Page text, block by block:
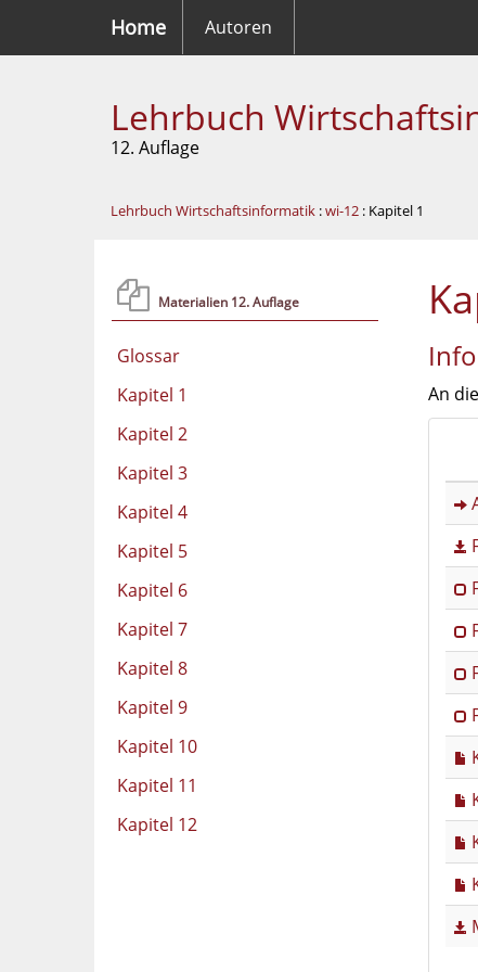
Home Autoren
Lehrbuch
12. Auflage
Lehrbuch Wirtschaftsinformatik :wi-12 : Kapitel 1
Materialien 12. Auflage
Glossar
Kapitel 1
Kapitel 2
Kapitel 3
Kapitel 4
Kapitel 5
Kapitel 6
Kapitel 7
Kapitel 8
Kapitel 9
Kapitel 10
Kapitel 11
Kapitel 12
An